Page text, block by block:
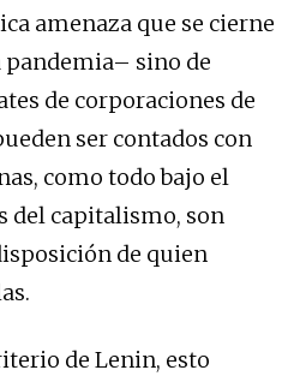
amenaza que se cierne
sino de
de corporaciones de
ser contados con
como todo bajo el
del capitalismo, son
de quien
de Lenin, esto